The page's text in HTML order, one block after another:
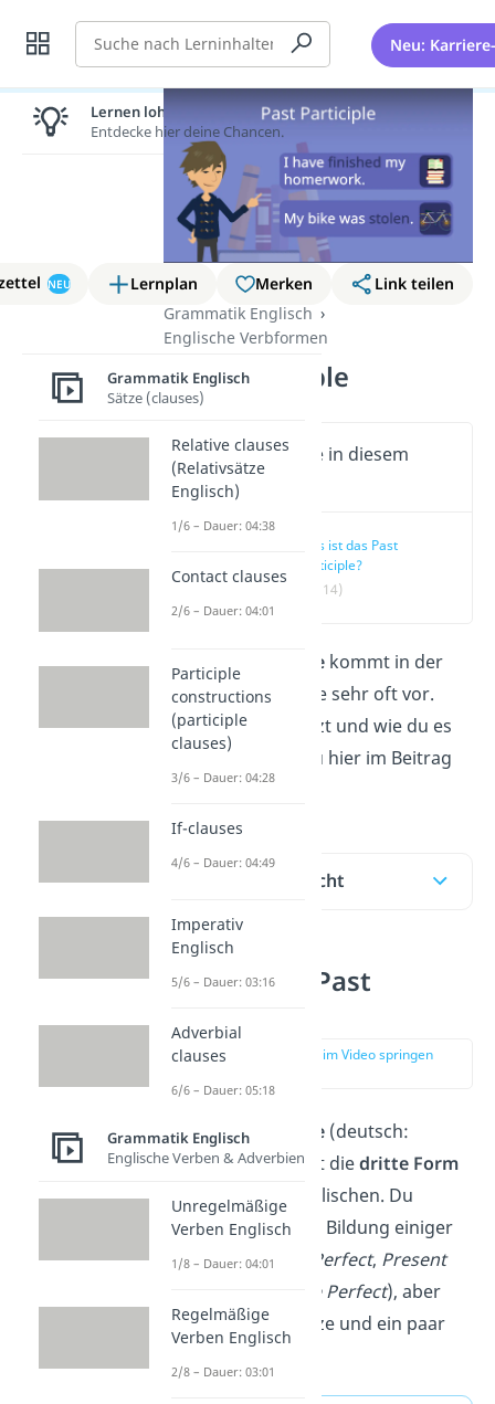
Suche Neu:
NEU Lernplan Merken
Link teilen
Grammatik Englisch
Englische Verbformen
Past Participle
Wichtige Inhalte in diesem
Video
Was ist das Past
Participle?
(00:14)
Past Participlekommt in der
englischen Sprache sehr oft vor.
Wann du es benutzt und wie du es
bildest, erfährst du hier im Beitrag
und imVideo!
Inhaltsübersicht
Was ist das Past
zur Stelle im Video springen
DasPast Participle(deutsch:
Partizip Perfekt) ist diedritte Form
von Verben im Englischen. Du
brauchst es für die Bildung einiger
Zeitformen(Past Perfect, Present
Future Perfect), aber
auch für Passivsätze und ein paar
Lernen lohnt sich!
Entdecke hier deine Chancen.
Grammatik Englisch
Sätze (clauses)
Relative clauses
(Relativsätze
Englisch)
1/6 – Dauer: 04:38
Contact clauses
2/6 – Dauer: 04:01
Participle
constructions
(participle
clauses)
3/6 – Dauer: 04:28
If-clauses
4/6 – Dauer: 04:49
Imperativ
Englisch
5/6 – Dauer: 03:16
Adverbial
clauses
6/6 – Dauer: 05:18
Grammatik Englisch
Englische Verben & Adverbien
Unregelmäßige
Verben Englisch
1/8 – Dauer: 04:01
Regelmäßige
Verben Englisch
2/8 – Dauer: 03:01